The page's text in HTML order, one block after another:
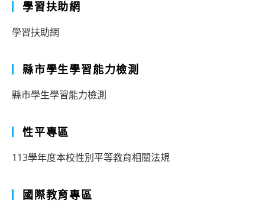
學習扶助網
學習扶助網
縣市學生學習能力檢測
縣市學生學習能力檢測
性平專區
113學年度本校性別平等教育相關法規
國際教育專區